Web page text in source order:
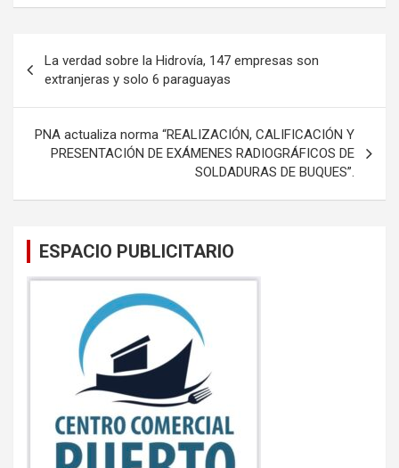
ce
o
o
k
tt
er
ail at
s
A
p
p
de
entradas
La verdad sobre la Hidrovía, 147 empresas son
extranjeras y solo 6 paraguayas
PNA actualiza norma “REALIZACIÓN, CALIFICACIÓN Y
PRESENTACIÓN DE EXÁMENES RADIOGRÁFICOS DE
SOLDADURAS DE BUQUES”.
ESPACIO PUBLICITARIO